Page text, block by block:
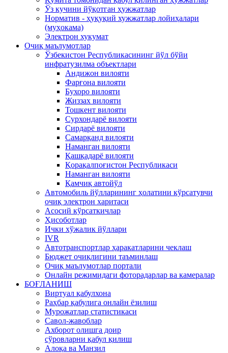
Ўз кучини йўқотган ҳужжатлар
Норматив - ҳуқуқий хужжатлар лойиҳалари
(муҳокама)
Электрон хукумат
Очиқ маълумотлар
Ўзбекистон Республикасининг йўл бўйи
инфратузилма объектлари
Андижон вилояти
Фарғона вилояти
Бухоро вилояти
Жиззах вилояти
Тошкент вилояти
Сурхондарё вилояти
Сирдарё вилояти
Самарқанд вилояти
Наманган вилояти
Қашқадарё вилояти
Қорақалпоғистон Республикаси
Наманган вилояти
Қамчиқ автойўл
Автомобиль йўлларининг ҳолатини кўрсатувчи
очиқ электрон харитаси
Асосий кўрсаткичлар
Ҳисоботлар
Ички хўжалик йўллари
IVR
Автотранспортлар ҳаракатларини чеклаш
Бюджет очиқлигини таъминлаш
Очиқ маълумотлар портали
Онлайн режимидаги фоторадарлар ва камералар
БОҒЛАНИШ
Виртуал қабулхона
Раҳбар қабулига онлайн ёзилиш
Мурожатлар статистикаси
Савол-жавоблар
Ахборот олишга доир
сўровларни қабул қилиш
Алоқа ва Манзил